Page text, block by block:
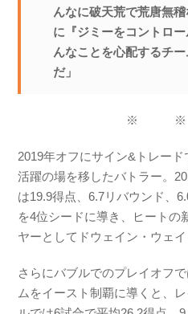
んなに破天荒で荒唐無
に『ジミーをコントロ
んなことを心配するチ
だ」
※
2019年オフにサイン&トレー
活躍の場を移したバトラー。
は19.9得点、6.7リバウンド、
を4位シードに導き、ヒートの
ヤーとしてドウェイン・ウェ
さらにバブルでのプレイオフ
ムをイースト制覇に導くと、